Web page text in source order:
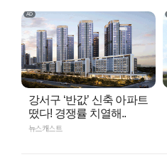
강서구 ‘반값’ 신축 아파트
떴다! 경쟁률 치열해..
뉴스캐스트